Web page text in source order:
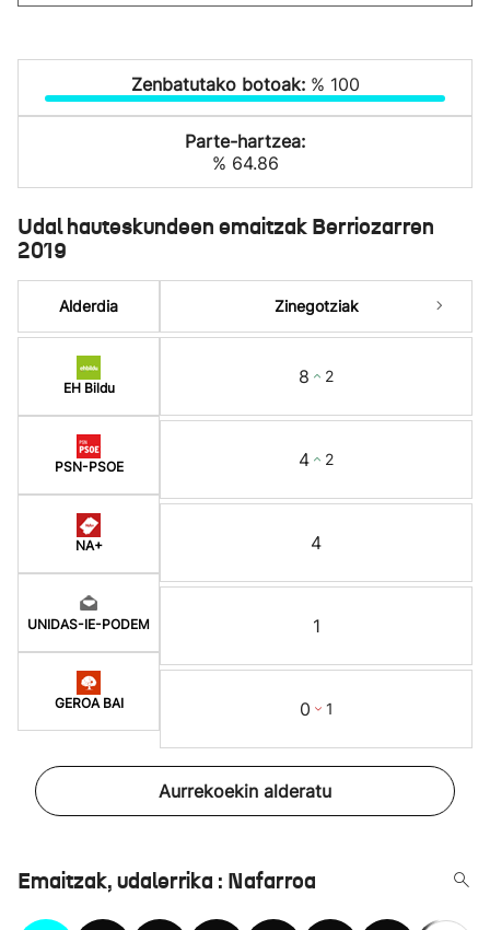
Zenbatutako botoak: % 100
Parte-hartzea:
% 64.86
Udal hauteskundeen emaitzak Berriozarren
2019
Alderdia
EH Bildu
PSN-PSOE
NA+
UNIDAS-IE-PODEM
GEROA BAI
Zinegotziak
8 2
4 2
4
1
0 1
Aurrekoekin alderatu
Emaitzak, udalerrika : Nafarroa